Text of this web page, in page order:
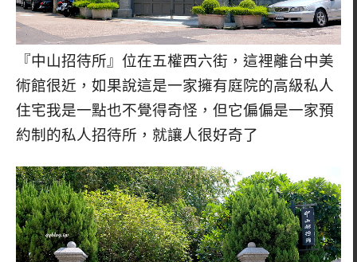
『中山招待所』位在五權西六街，這裡離台中美
術館很近，如果說這是一家擁有庭院的高級私人
住宅我是一點也不覺得奇怪，但它偏偏是一家預
約制的私人招待所，就讓人很好奇了